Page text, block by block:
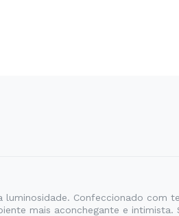
Confeccionado com
mais aconchegante e intimista.